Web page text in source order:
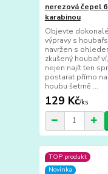
nerezová čepel
karabinou
Objevte
výpravy s
navržen s
zkušený houbař
nejen najít ten
postarat přímo
houbu šetrně ...
129 Kč/ks
TOP produkt
Novinka